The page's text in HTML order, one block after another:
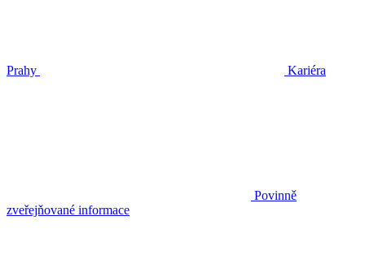
Prahy Kariéra
Povinně
zveřejňované informace